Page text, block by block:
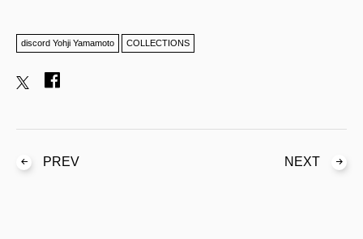
discord Yohji Yamamoto COLLECTIONS
PREV NEXT